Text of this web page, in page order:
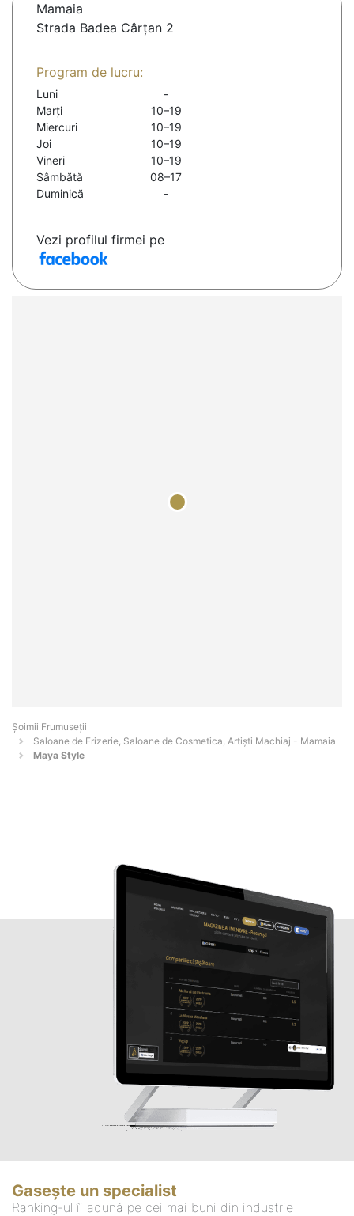
Mamaia
Strada Badea Cârțan 2
Program de lucru:
Luni
-
Marți
10–19
Miercuri
10–19
Joi
10–19
Vineri
10–19
Sâmbătă
08–17
Duminică
-
Vezi profilul firmei pe
Șoimii Frumuseții
Saloane de Frizerie, Saloane de Cosmetica, Artiști Machiaj - Mamaia
Maya Style
Gasește un specialist
Ranking-ul îi adună pe cei mai buni din industrie